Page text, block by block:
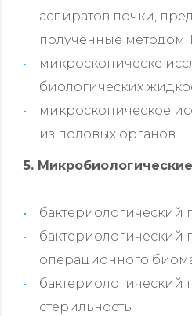
аспиратов почки,
полученные методом
микроскопическе
биологических
микроскопическое
из половых органов
5.
бактериологический
бактериологический
операционного
бактериологический
стерильность